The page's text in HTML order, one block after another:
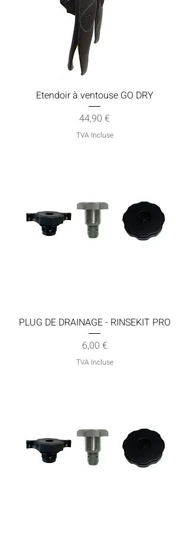
Etendoir à ventouse GO DRY
Prix
44,90 €
TVA Incluse
PLUG DE DRAINAGE - RINSEKIT PRO
Prix
6,00 €
TVA Incluse